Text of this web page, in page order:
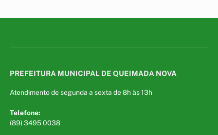
PREFEITURA MUNICIPAL DE QUEIMADA NOVA
Atendimento de segunda a sexta de 8h às 13h
Telefone:
(89) 3495 0038